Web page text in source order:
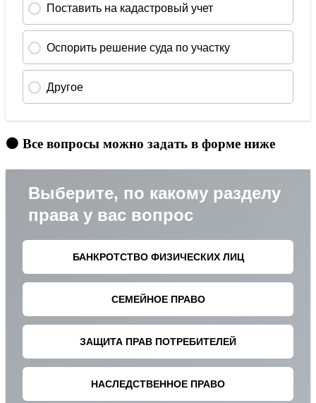
🟠 Все вопросы можно задать в форме ниже